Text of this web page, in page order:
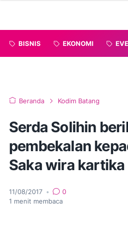
BISNIS EKONOMI
Beranda Kodim Batang
Serda Solihin
pembekalan
Saka wira kartika
11/08/2017 •
0
1 menit membaca